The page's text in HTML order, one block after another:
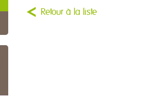
Retour à la liste